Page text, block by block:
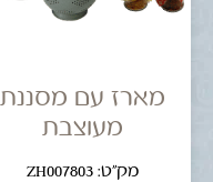
מארז עם מסננת
מעוצבת
מק"ט: ZH007803